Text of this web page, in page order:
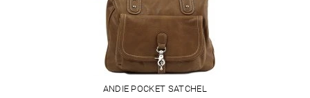
ANDIE POCKET SATCHEL